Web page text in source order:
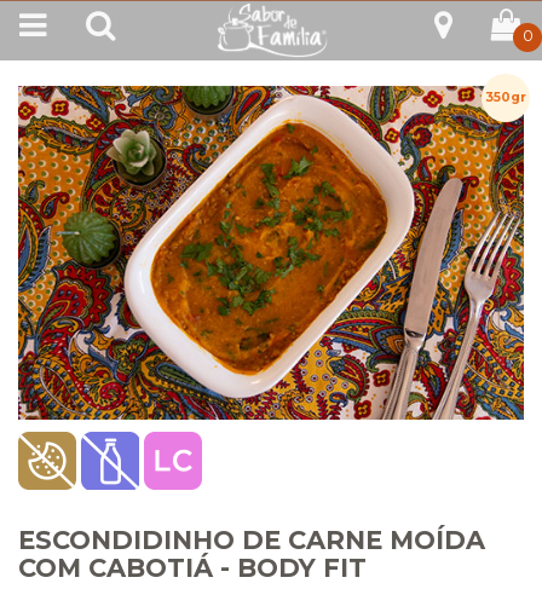
0
350gr
ESCONDIDINHO DE CARNE MOÍDA
COM CABOTIÁ - BODY FIT